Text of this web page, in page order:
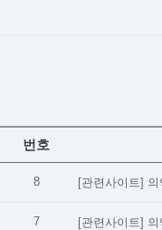
번호
8 [관련사이트]
7 [관련사이트]